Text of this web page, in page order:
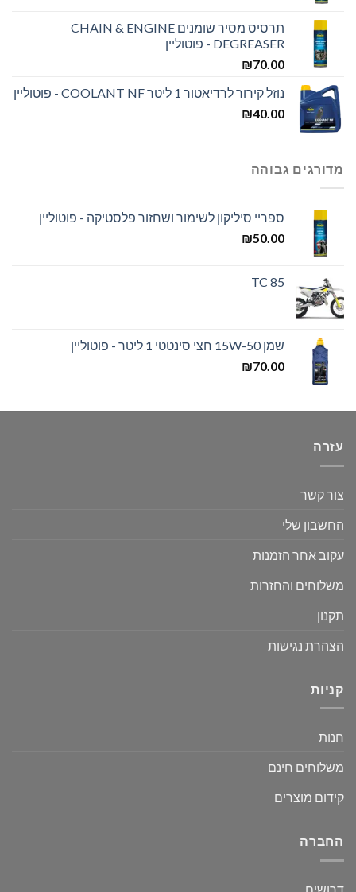
תרסיס מסיר שומנים CHAIN & ENGINE
DEGREASER - פוטוליין
₪70.00
נוזל קירור לרדיאטור 1 ליטר COOLANT NF - פוטוליין
₪40.00
מדורגים גבוהה
ספריי סיליקון לשימור ושחזור פלסטיקה - פוטוליין
₪50.00
TC 85
שמן 15W-50 חצי סינטטי 1 ליטר - פוטוליין
₪70.00
עזרה
צור קשר
החשבון שלי
עקוב אחר הזמנות
משלוחים והחזרות
תקנון
הצהרת נגישות
קניות
חנות
משלוחים חינם
קידום מוצרים
החברה